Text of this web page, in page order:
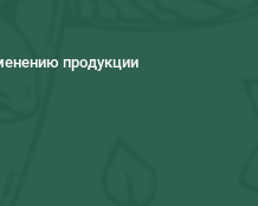
продукции